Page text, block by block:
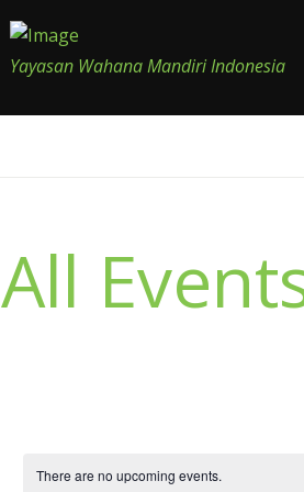
Yayasan Wahana Mandiri Indonesia
All
There are no upcoming events.